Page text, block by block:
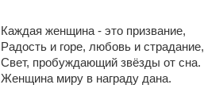
Каждая женщина - это призвание,
Радость и горе, любовь и страдание,
Свет, пробуждающий звёзды от сна.
Женщина миру в награду дана.